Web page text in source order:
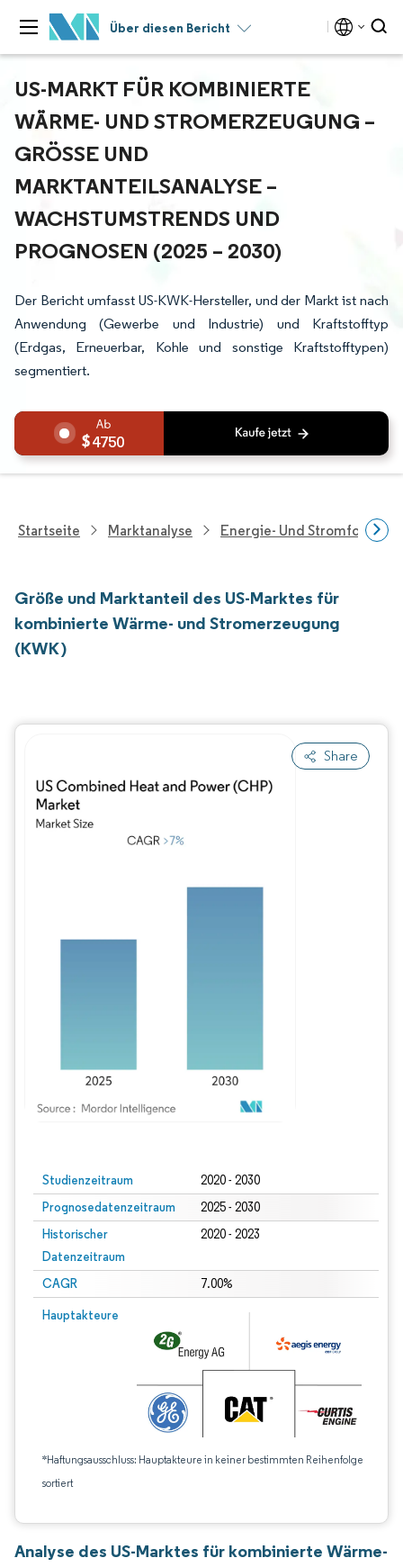
Über diesen Bericht
US-MARKT FÜR KOMBINIERTE
WÄRME- UND STROMERZEUGUNG –
GRÖSSE UND M
ARKTANTEILSANALYSE – W
ACHSTUMSTRENDS UND P
ROGNOSEN (2025 – 2030)
Der Bericht umfasst US-KWK-Hersteller, und der Markt ist nach
Anwendung (Gewerbe und Industrie) und Kraftstofftyp
(Erdgas, Erneuerbar, Kohle und sonstige Kraftstofftypen)
segmentiert.
4750
Startseite Marktanalyse Energie- Und
Größe und Marktanteil des US-Marktes für
kombinierte Wärme- und Stromerzeugung
(KWK)
Share
Studienzeitraum 2020 - 2030
Prognosedatenzeitraum 2025 - 2030
Historischer
Datenzeitraum
2020 - 2023
CAGR 7.00%
Hauptakteure
*Haftungsausschluss: Hauptakteure in keiner bestimmten Reihenfolge
sortiert
Analyse des US-Marktes für kombinierte Wärme-